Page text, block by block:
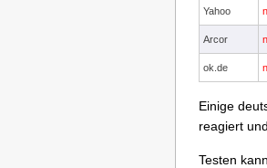
Yahoo
Arcor
ok.de
Einige
reagiert
Testen